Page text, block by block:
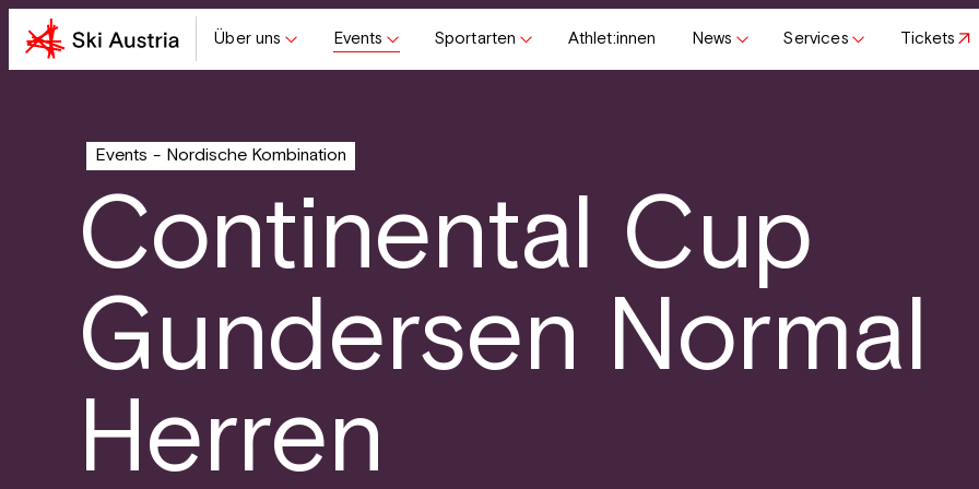
Über uns Events Sportarten Athlet:innen News Services Tickets
Events Nordische Kombination
Continental Cup
Gundersen Normal
Herren